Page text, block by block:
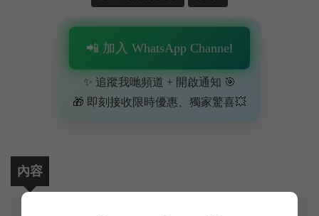
📲 加入 WhatsApp Channel
✨ 追蹤我哋頻道 + 開啟通知 🎯
🎁 即刻接收限時優惠、獨家驚喜💥
內容